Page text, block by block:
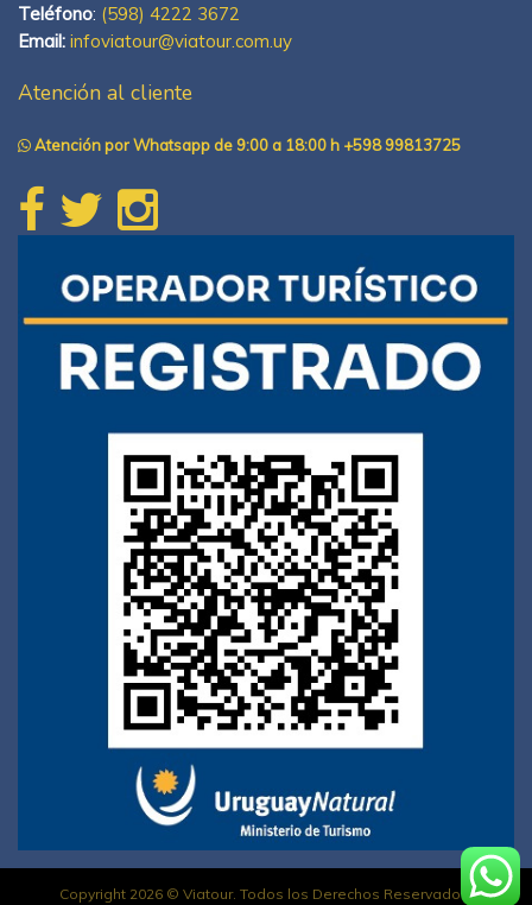
Teléfono: (598) 4222 3672
Email: infoviatour@viatour.com.uy
Atención al cliente
Atención por Whatsapp de 9:00 a 18:00 h +598 99813725
Copyright 2026 © Viatour. Todos los Derechos Reservados.